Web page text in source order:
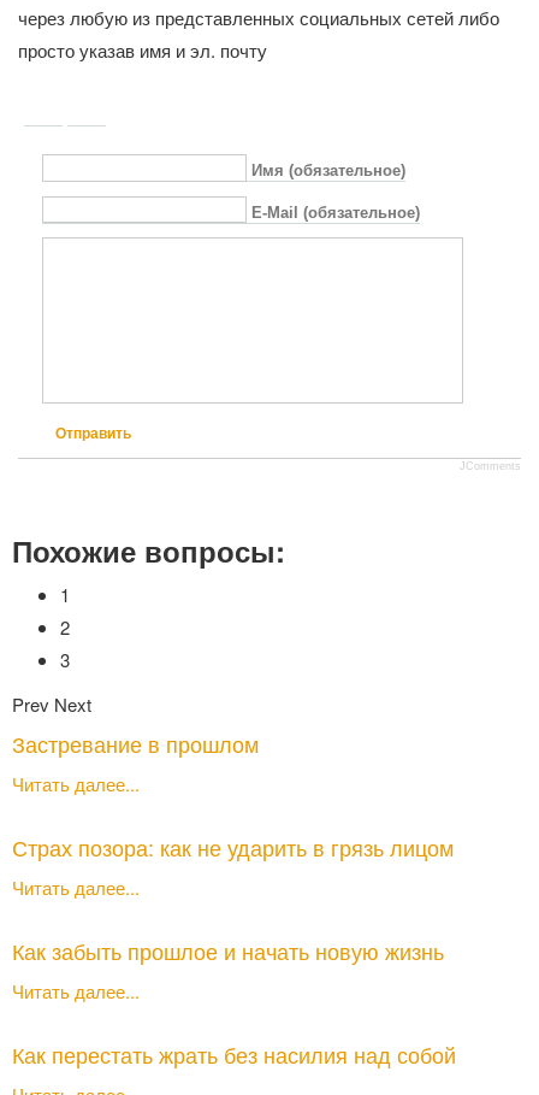
через любую из представленных социальных сетей либо
просто указав имя и эл. почту
Имя (обязательное)
E-Mail (обязательное)
Отправить
JComments
Похожие вопросы:
1
2
3
Prev Next
Застревание в прошлом
Читать далее...
Страх позора: как не ударить в грязь лицом
Читать далее...
Как забыть прошлое и начать новую жизнь
Читать далее...
Как перестать жрать без насилия над собой